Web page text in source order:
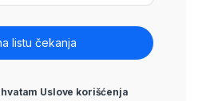
Uslove korišćenja